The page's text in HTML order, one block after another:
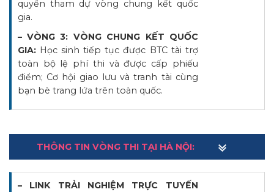
quyền tham dự vòng chung kết quốc
gia.
– VÒNG 3: VÒNG CHUNG KẾT QUỐC
GIA:Học sinh tiếp tục được BTC tài trợ
toàn bộ lệ phí thi và được cấp phiếu
điểm; Cơ hội giao lưu và tranh tài cùng
bạn bè trang lứa trên toàn quốc.
THÔNG TIN VÒNG THI TẠI HÀ NỘI:
– LINK TRẢI NGHIỆM TRỰC TUYẾN